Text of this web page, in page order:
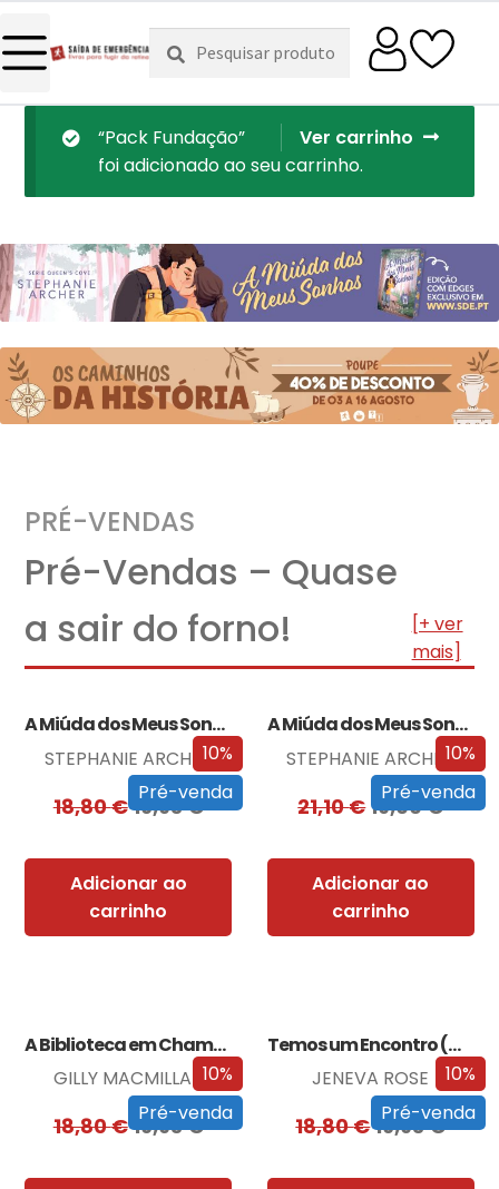
Pesquisar
por:
Pesquisa
Ver carrinho
“Pack Fundação”
foi adicionado ao seu carrinho.
PRÉ-VENDAS
Pré-Vendas – Quase
a sair do forno!
[+ ver
mais]
10%
Pré-venda
A Miúda dos Meus Sonhos
STEPHANIE ARCHER
18,80€16,93€
Adicionar ao
carrinho
10%
Pré-venda
A Miúda dos Meus Sonhos – Edição…
STEPHANIE ARCHER
21,10€19,00€
Adicionar ao
carrinho
10%
Pré-venda
A Biblioteca em Chamas
GILLY MACMILLAN
18,80€16,93€
10%
Pré-venda
Temos um Encontro (Outra Vez)
JENEVA ROSE
18,80€16,93€